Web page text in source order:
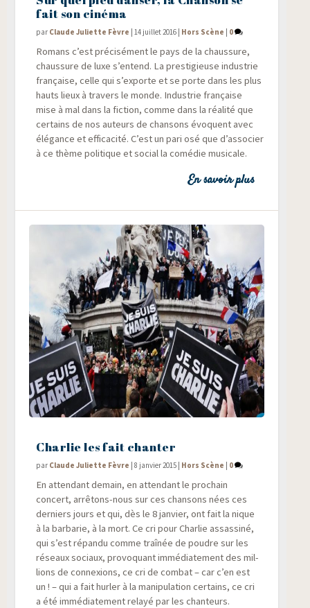
fait son cinéma
par Claude Juliette Fèvre |14 juillet 2016 Hors Scène 0
Romans c’est pré­ci­sé­ment le pays de la chaus­sure,
chaus­sure de luxe s’entend. La pres­ti­gieuse indus­trie
fran­çaise, celle qui s’exporte et se porte dans les plus
hauts lieux à tra­vers le monde. Indus­trie fran­çaise
mise à mal dans la fic­tion, comme dans la réa­li­té que
cer­tains de nos auteurs de chan­sons évoquent avec
élé­gance et effi­ca­ci­té. C’est un pari osé que d’associer
à ce thème poli­tique et social la comé­die musicale.
En savoir plus
Charlie les fait chanter
par Claude Juliette Fèvre |8 janvier 2015 | Hors Scène | 0
En atten­dant demain, en atten­dant le pro­chain
concert, arrê­tons-nous sur ces chan­sons nées ces
der­niers jours et qui, dès le 8 jan­vier, ont fait la nique
à la bar­ba­rie, à la mort. Ce cri pour Char­lie assas­si­né,
qui s’est répan­du comme traî­née de poudre sur les
réseaux sociaux, pro­vo­quant immé­dia­te­ment des mil­
lions de connexions, ce cri de com­bat – car c’en est
un ! – qui a fait hur­ler à la mani­pu­la­tion cer­tains, ce cri
a été immé­dia­te­ment relayé par les chanteurs.